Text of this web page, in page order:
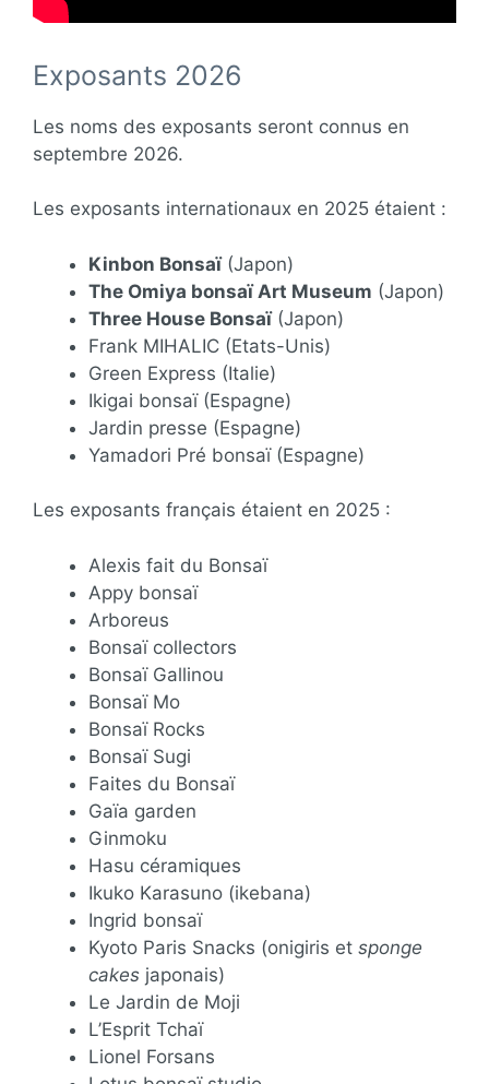
Exposants 2026
Les noms des exposants seront connus en
septembre 2026.
Les exposants internationaux en 2025 étaient :
Kinbon Bonsaï(Japon)
The Omiya bonsaï Art Museum (Japon)
Three House Bonsaï(Japon)
Frank MIHALIC (Etats-Unis)
Green Express (Italie)
Ikigai bonsaï (Espagne)
Jardin presse (Espagne)
Yamadori Pré bonsaï (Espagne)
Les exposants français étaient en 2025 :
Alexis fait du Bonsaï
Appy bonsaï
Arboreus
Bonsaï collectors
Bonsaï Gallinou
Bonsaï Mo
Bonsaï Rocks
Bonsaï Sugi
Faites du Bonsaï
Gaïa garden
Ginmoku
Hasu céramiques
Ikuko Karasuno (ikebana)
Ingrid bonsaï
Kyoto Paris Snacks (onigiris et sponge
cakes japonais)
Le Jardin de Moji
L’Esprit Tchaï
Lionel Forsans